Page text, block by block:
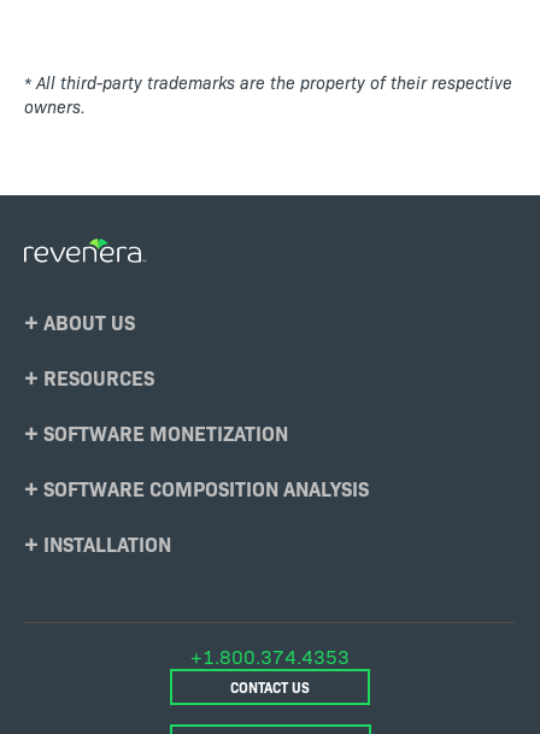
* All third-party trademarks are the property of their respective
owners.
Footer
ABOUT US
RESOURCES
SOFTWARE MONETIZATION
SOFTWARE COMPOSITION ANALYSIS
INSTALLATION
+1.800.374.4353
CONTACT US